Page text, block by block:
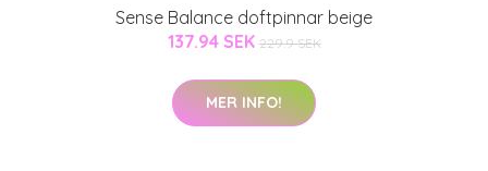
Sense Balance doftpinnar beige
137.94 SEK 229.9 SEK
MER INFO!